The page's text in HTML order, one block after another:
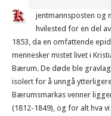
jentmannsposten og
hvilested for en del
1853, da en omfattende
mennesker mistet livet i
Bærum. De døde ble
isolert for å unngå
Bærumsmarkas venner
(1812-1849), og for alt hva